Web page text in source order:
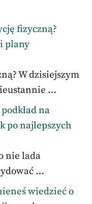
fizyczną?
plany
W dzisiejszym
…
na
po najlepszych
nie lada
…
wiedzieć o